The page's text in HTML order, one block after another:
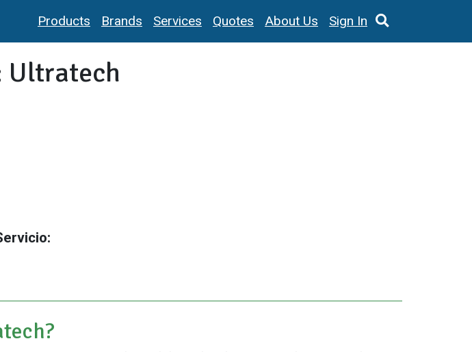
Products Brands Services Quotes About Us Sign In
Ultratech